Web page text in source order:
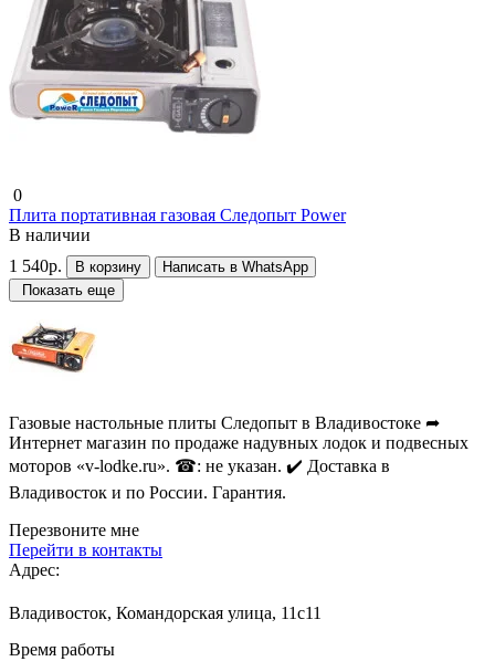
0
Плита портативная газовая Следопыт Power
В наличии
1 540р.
В корзину
Написать в WhatsApp
Показать еще
Газовые настольные плиты Следопыт в Владивостоке ➦
Интернет магазин по продаже надувных лодок и подвесных
моторов «v-lodke.ru». ☎: не указан. ✔️ Доставка в
Владивосток и по России. Гарантия.
Перезвоните мне
Перейти в контакты
Адрес:
Владивосток, Командорская улица, 11с11
Время работы